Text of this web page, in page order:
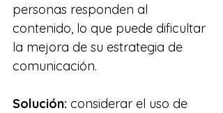
personas responden al
contenido, lo que puede dificultar
la mejora de su estrategia de
comunicación.
Solución: considerar el uso de